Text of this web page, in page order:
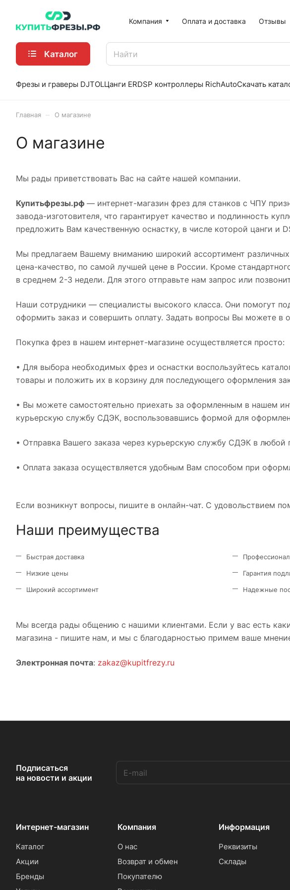
Компания Оплата и доставка Отзывы
Каталог
Фрезы и граверы DJTOLЦанги ERDSP контроллеры RichAutoСкачать
Главная О магазине
О магазине
Мы рады приветствовать Вас на сайте нашей компании.
Купитьфрезы.рф — интернет-магазин фрез для станков с ЧПУ
завода-изготовителя, что гарантирует качество и подлинность
предложить Вам качественную оснастку, в числе которой цанги и
Мы предлагаем Вашему вниманию широкий ассортимент
цена-качество, по самой лучшей цене в России. Кроме
в среднем 2-3 недели. Для этого отправьте нам запрос или
Наши сотрудники — специалисты высокого класса. Они помогут
оформить заказ и совершить оплату. Задать вопросы Вы можете
Покупка фрез в нашем интернет-магазине осуществляется просто:
• Для выбора необходимых фрез и оснастки воспользуйтесь
товары и положить их в корзину для последующего оформления
• Вы можете самостоятельно приехать за оформленным в нашем
курьерскую службу СДЭК, воспользовавшись формой для
• Отправка Вашего заказа через курьерскую службу СДЭК в любой
• Оплата заказа осуществляется удобным Вам способом при
Если возникнут вопросы, пишите в онлайн-чат. С удовольствием
Наши преимущества
Быстрая доставка
Низкие цены
Широкий ассортимент
Гарантия
Надежные
Мы всегда рады общению с нашими клиентами. Если у вас есть
магазина - пишите нам, и мы с благодарностью примем ваше
Электронная почта: zakaz@kupitfrezy.ru
Подписаться
на новости и акции
Интернет-магазин
Каталог
Акции
Бренды
Компания
О нас
Возврат и обмен
Покупателю
Информация
Реквизиты
Склады